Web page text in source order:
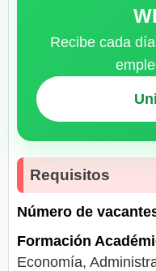
Recibe cada
Requisitos
Número de
Formación
Economía,